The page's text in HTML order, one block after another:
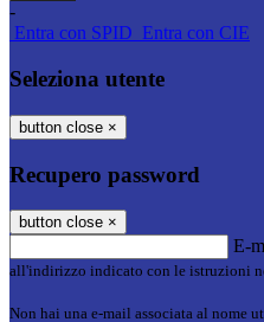
-
Entra con SPID Entra con CIE
Seleziona utente
button close ×
Recupero password
button close ×
E-
all'indirizzo indicato con le istruzioni
Non hai una e-mail associata al nome